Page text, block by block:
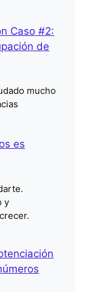
Caso #2:
de
mucho
es
y